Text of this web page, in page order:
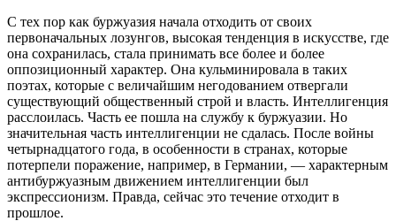
С тех пор как буржуазия начала отходить от своих
первоначальных лозунгов, высокая тенденция в искусстве, где
она сохранилась, стала принимать все более и более
оппозиционный характер. Она кульминировала в таких
поэтах, которые с величайшим негодованием отвергали
существующий общественный строй и власть. Интеллигенция
расслоилась. Часть ее пошла на службу к буржуазии. Но
значительная часть интеллигенции не сдалась. После войны
четырнадцатого года, в особенности в странах, которые
потерпели поражение, например, в Германии, — характерным
антибуржуазным движением интеллигенции был
экспрессионизм. Правда, сейчас это течение отходит в
прошлое.